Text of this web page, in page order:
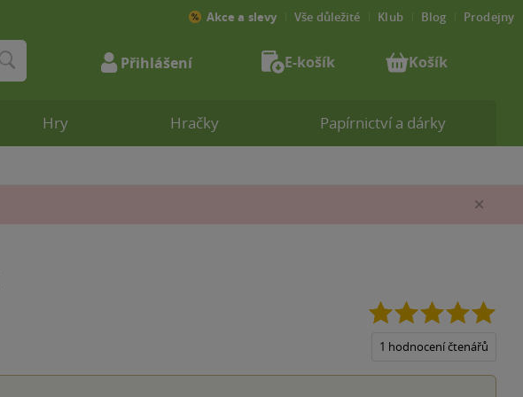
1 hodnocení čtenářů
Hry Hračky Papírnictví a dárky
Akce a slevy Vše důležité Klub Blog Prodejny
Přihlášení E-košík Košík